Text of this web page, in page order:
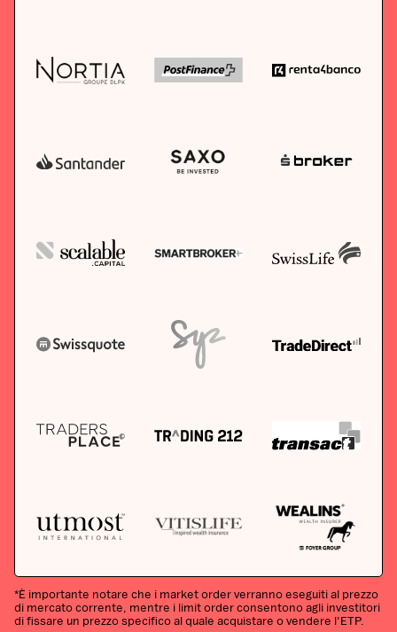
*È importante notare che i market order verranno eseguiti al prezzo
di mercato corrente, mentre i limit order consentono agli investitori
di fissare un prezzo specifico al quale acquistare o vendere l'ETP.